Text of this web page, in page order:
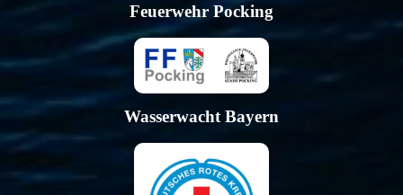
Feuerwehr Pocking
Wasserwacht Bayern